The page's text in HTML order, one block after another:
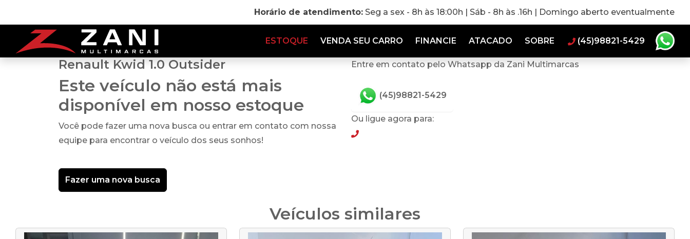
Horário de atendimento: Seg a sex - 8h às 18:00h | Sáb - 8h às .16h | Domingo aberto eventualmente
ESTOQUE VENDA SEU CARRO FINANCIE ATACADO SOBRE (45)98821-5429
Renault Kwid 1.0 Outsider
Este veículo não está mais
disponível em nosso estoque
Você pode fazer uma nova busca ou entrar em contato com nossa
equipe para encontrar o veículo dos seus sonhos!
Fazer uma nova busca
Entre em contato pelo Whatsapp da Zani Multimarcas
(45)98821-5429
Ou ligue agora para:
Veículos similares